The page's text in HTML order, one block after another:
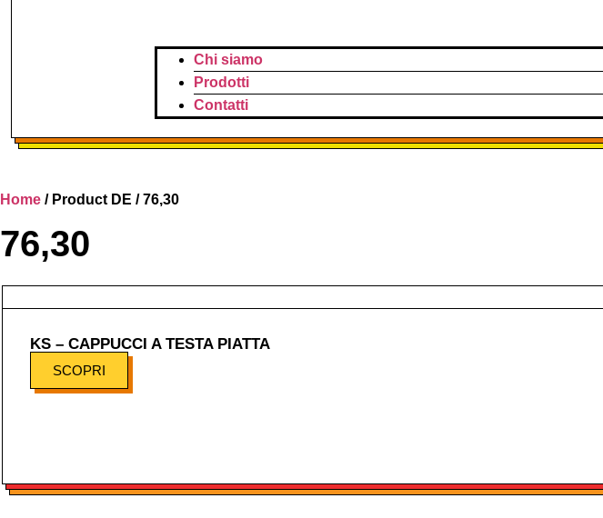
Chi siamo
Prodotti
Contatti
Home / Product DE / 76,30
76,30
KS – CAPPUCCI A TESTA PIATTA
SCOPRI